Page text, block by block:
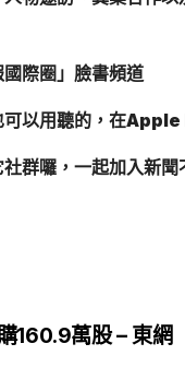
際圈」臉書頻道
可以用聽的，在
群囉，一起加入新
160.9萬股 – 東網